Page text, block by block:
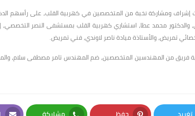
ومشاركة نخبة من المتخصصين في كهربية القلب، على رأسهم
والدكتور محمد عطا، استشاري كهربية القلب بمستشفى النصر
تمريض، والأستاذة ميادة ناصر لاوندي، فني تمريض.
فريق من المهندسين المتخصصين، ضم المهندس تامر مصطفى سلام،